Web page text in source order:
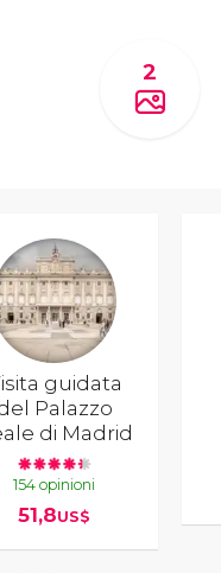
2
guidata
Palazzo
di Madrid
154 opinioni
51,8US$